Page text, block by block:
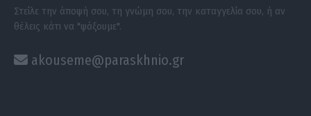
Στείλε την άποψή σου, τη γνώμη σου, την καταγγελία σου, ή αν
θέλεις κάτι να "ψάξουμε".
akouseme@paraskhnio.gr